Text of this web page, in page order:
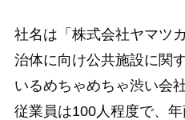
社名は「株式会社ヤマツ
治体に向け公共施設に関
いるめちゃめちゃ渋い会社
従業員は100人程度で、